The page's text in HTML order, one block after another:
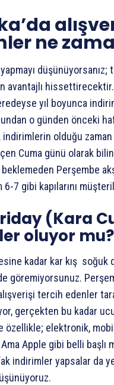
ne
avantajlı
yıl boyunca
o günden önceki
indirimlerin olduğu
Cuma günü olarak
Perşembe
6-7 gibi kapılarını
(Kara
oluyor mu?
kadar kar kış
göremiyorsunuz.
tercih edenler
gerçekten bu kadar
özellikle; elektronik,
Ama Apple gibi belli
indirimler yapsalar da